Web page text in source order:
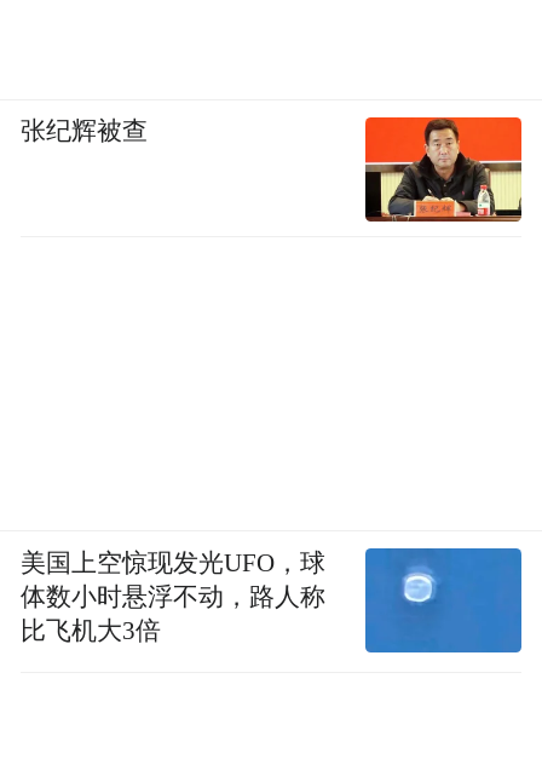
张纪辉被查
美国上空惊现发光UFO，球
体数小时悬浮不动，路人称
比飞机大3倍